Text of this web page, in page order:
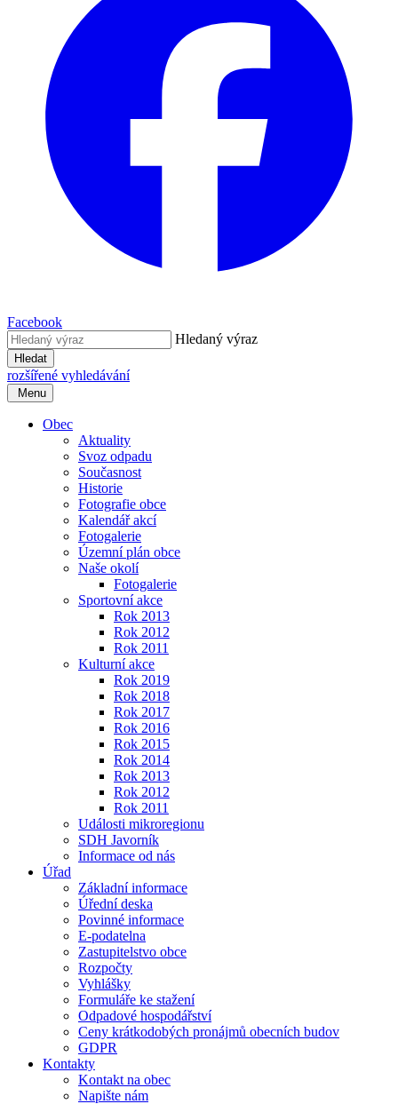
Facebook
Hledaný výraz
Hledat
rozšířené vyhledávání
Menu
Obec
Aktuality
Svoz odpadu
Současnost
Historie
Fotografie obce
Kalendář akcí
Fotogalerie
Územní plán obce
Naše okolí
Fotogalerie
Sportovní akce
Rok 2013
Rok 2012
Rok 2011
Kulturní akce
Rok 2019
Rok 2018
Rok 2017
Rok 2016
Rok 2015
Rok 2014
Rok 2013
Rok 2012
Rok 2011
Události mikroregionu
SDH Javorník
Informace od nás
Úřad
Základní informace
Úřední deska
Povinné informace
E-podatelna
Zastupitelstvo obce
Rozpočty
Vyhlášky
Formuláře ke stažení
Odpadové hospodářství
Ceny krátkodobých pronájmů obecních budov
GDPR
Kontakty
Kontakt na obec
Napište nám